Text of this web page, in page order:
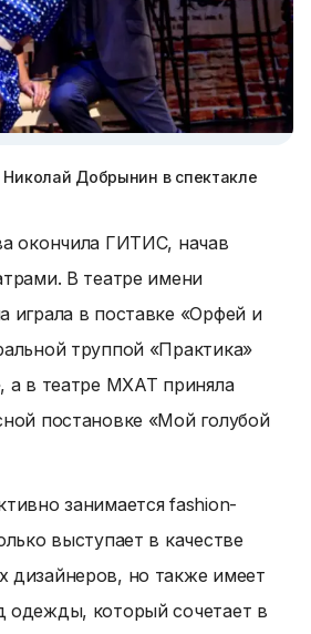
Николай Добрынин в спектакле
окончила ГИТИС, начав
В театре имени
играла в поставке «Орфей и
труппой «Практика»
а в театре МХАТ приняла
постановке «Мой голубой
занимается fashion-
выступает в качестве
дизайнеров, но также имеет
одежды, который сочетает в